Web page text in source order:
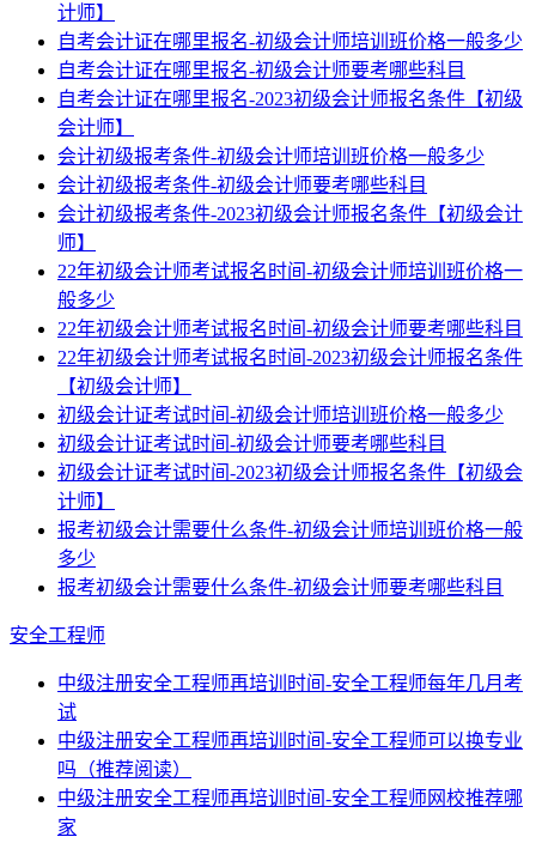
计师】
自考会计证在哪里报名-初级会计师培训班价格一般多少
自考会计证在哪里报名-初级会计师要考哪些科目
自考会计证在哪里报名-2023初级会计师报名条件【初级
会计师】
会计初级报考条件-初级会计师培训班价格一般多少
会计初级报考条件-初级会计师要考哪些科目
会计初级报考条件-2023初级会计师报名条件【初级会计
师】
22年初级会计师考试报名时间-初级会计师培训班价格一
般多少
22年初级会计师考试报名时间-初级会计师要考哪些科目
22年初级会计师考试报名时间-2023初级会计师报名条件
【初级会计师】
初级会计证考试时间-初级会计师培训班价格一般多少
初级会计证考试时间-初级会计师要考哪些科目
初级会计证考试时间-2023初级会计师报名条件【初级会
计师】
报考初级会计需要什么条件-初级会计师培训班价格一般
多少
报考初级会计需要什么条件-初级会计师要考哪些科目
安全工程师
中级注册安全工程师再培训时间-安全工程师每年几月考
试
中级注册安全工程师再培训时间-安全工程师可以换专业
吗（推荐阅读）
中级注册安全工程师再培训时间-安全工程师网校推荐哪
家